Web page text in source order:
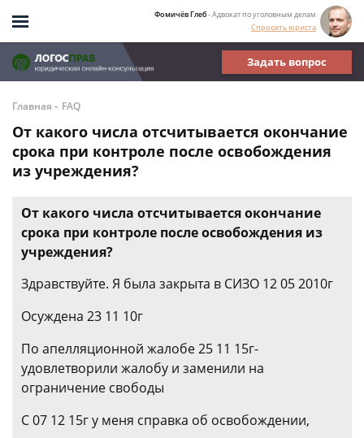
Фомичёв Глеб- Адвокат по уголовным делам
Спросить юриста
Задать вопрос
Главная - FAQ
От какого числа отсчитывается окончание
срока при контроле после освобождения
из учреждения?
От какого числа отсчитывается окончание
срока при контроле после освобождения из
учреждения?
Здравствуйте. Я была закрыта в СИЗО 12 05 2010г
Осуждена 23 11 10г
По апелляционной жалобе 25 11 15г-
удовлетворили жалобу и заменили на
ограничение свободы
С 07 12 15г у меня справка об освобождении,